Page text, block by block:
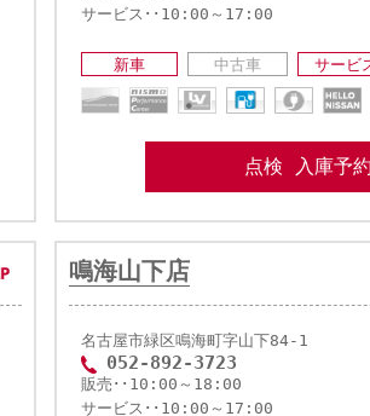
サービス･･10:00～17:00
新車 中古車 サービ
点検 入庫予約
鳴海山下店
名古屋市緑区鳴海町字山下84-1
052-892-3723
販売･･10:00～18:00
サービス･･10:00～17:00